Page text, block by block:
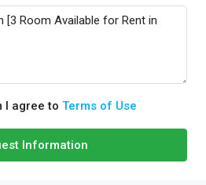
I agree to Terms of Use
Information